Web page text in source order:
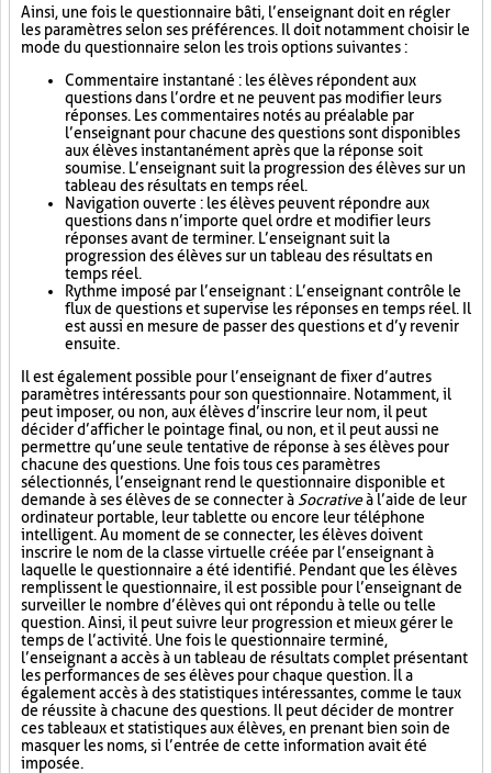
Ainsi, une fois le questionnaire bâti, l’enseignant doit en régler
les paramètres selon ses préférences. Il doit notamment choisir le
mode du questionnaire selon les trois options suivantes :
Commentaire instantané : les élèves répondent aux
questions dans l’ordre et ne peuvent pas modifier leurs
réponses. Les commentaires notés au préalable par
l’enseignant pour chacune des questions sont disponibles
aux élèves instantanément après que la réponse soit
soumise. L’enseignant suit la progression des élèves sur un
tableau des résultats en temps réel.
Navigation ouverte : les élèves peuvent répondre aux
questions dans n’importe quel ordre et modifier leurs
réponses avant de terminer. L’enseignant suit la
progression des élèves sur un tableau des résultats en
temps réel.
Rythme imposé par l’enseignant : L’enseignant contrôle le
flux de questions et supervise les réponses en temps réel. Il
est aussi en mesure de passer des questions et d’y revenir
ensuite.
Il est également possible pour l’enseignant de fixer d’autres
paramètres intéressants pour son questionnaire. Notamment, il
peut imposer, ou non, aux élèves d’inscrire leur nom, il peut
décider d’afficher le pointage final, ou non, et il peut aussi ne
permettre qu’une seule tentative de réponse à ses élèves pour
chacune des questions. Une fois tous ces paramètres
sélectionnés, l’enseignant rend le questionnaire disponible et
demande à ses élèves de se connecter à Socrativeà l’aide de leur
ordinateur portable, leur tablette ou encore leur téléphone
intelligent. Au moment de se connecter, les élèves doivent
inscrire le nom de la classe virtuelle créée par l’enseignant à
laquelle le questionnaire a été identifié. Pendant que les élèves
remplissent le questionnaire, il est possible pour l’enseignant de
surveiller le nombre d’élèves qui ont répondu à telle ou telle
question. Ainsi, il peut suivre leur progression et mieux gérer le
temps de l’activité. Une fois le questionnaire terminé,
l’enseignant a accès à un tableau de résultats complet présentant
les performances de ses élèves pour chaque question. Il a
également accès à des statistiques intéressantes, comme le taux
de réussite à chacune des questions. Il peut décider de montrer
ces tableaux et statistiques aux élèves, en prenant bien soin de
masquer les noms, si l’entrée de cette information avait été
imposée.